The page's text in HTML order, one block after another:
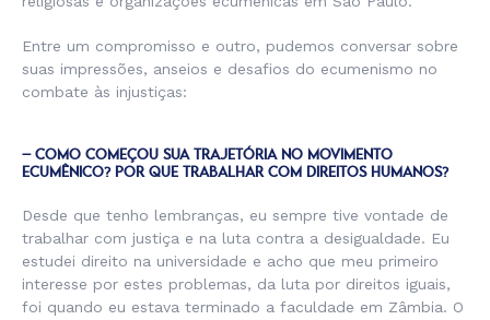
Entre um compromisso e outro, pudemos conversar sobre
suas impressões, anseios e desafios do ecumenismo no
combate às injustiças:
– COMO COMEÇOU SUA TRAJETÓRIA NO MOVIMENTO
ECUMÊNICO? POR QUE TRABALHAR COM DIREITOS HUMANOS?
Desde que tenho lembranças, eu sempre tive vontade de
trabalhar com justiça e na luta contra a desigualdade. Eu
estudei direito na universidade e acho que meu primeiro
interesse por estes problemas, da luta por direitos iguais,
foi quando eu estava terminado a faculdade em Zâmbia. O